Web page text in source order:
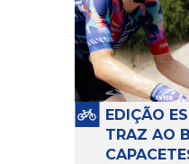
segurança e no
pivô de
Responsável
diferentes
sistema e
movimentos
durante a
EDIÇÃO
TRAZ AO